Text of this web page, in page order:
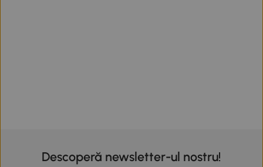
Descoperă newsletter-ul nostru!